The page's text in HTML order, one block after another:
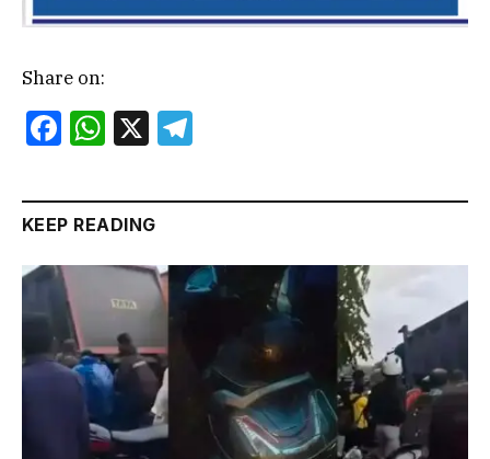
Share on:
Facebook
WhatsApp
X
KEEP READING